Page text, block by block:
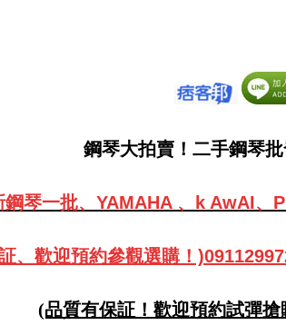
鋼琴大拍賣！二手鋼琴
鋼琴一批、YAMAHA 、k AwAI、
、歡迎預約參觀選購！
(品質有保証！歡迎預約試彈搶